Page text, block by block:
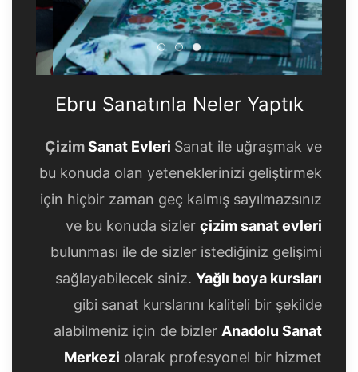
Ebru Sanatınla Neler Yaptık
Ebru Sanatınla Neler
Ebru Sanatınla Neler
Ebru Sanatınla Neler Yaptık
ÇizimSanat Evleri Sanat ile uğraşmak ve
bu konuda olan yeteneklerinizi geliştirmek
için hiçbir zaman geç kalmış sayılmazsınız
ve bu konuda sizler çizim sanat evleri
bulunması ile de sizler istediğiniz gelişimi
sağlayabilecek siniz. Yağlı boya kursları
gibi sanat kurslarını kaliteli bir şekilde
alabilmeniz için de bizler Anadolu Sanat
Merkezi olarak profesyonel bir hizmet